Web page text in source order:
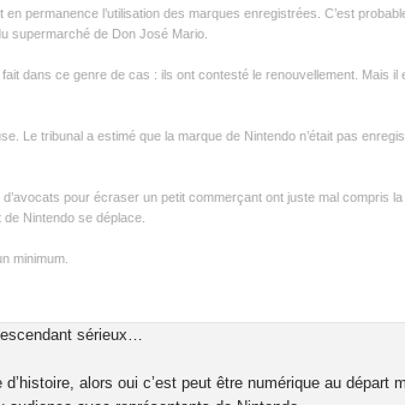
permanence l’utilisation des marques enregistrées. C’est
supermarché de Don José Mario.
dans ce genre de cas : ils ont contesté le renouvellement. Mais
Le tribunal a estimé que la marque de Nintendo n’était pas
pour écraser un petit commerçant ont juste mal compris
Nintendo se déplace.
minimum.
sérieux…
alors oui c’est peut être numérique au